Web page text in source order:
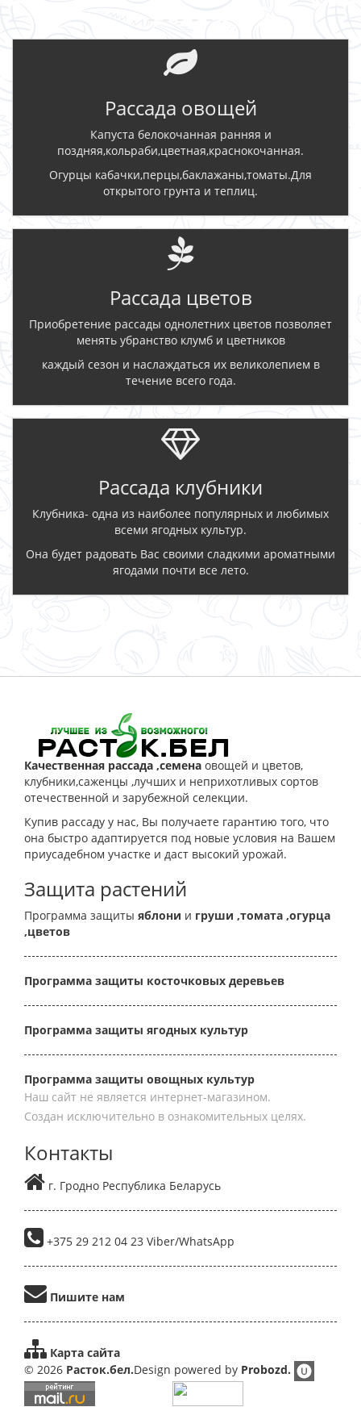
Рассада овощей
Капуста белокочанная ранняя и
поздняя,кольраби,цветная,краснокочанная.
Огурцы кабачки,перцы,баклажаны,томаты.Для
открытого грунта и теплиц.
Рассада цветов
Приобретение рассады однолетних цветов позволяет
менять убранство клумб и цветников
каждый сезон и наслаждаться их великолепием в
течение всего года.
Рассада клубники
Клубника- одна из наиболее популярных и любимых
всеми ягодных культур.
Она будет радовать Вас своими сладкими ароматными
ягодами почти все лето.
Качественная рассада ,семена овощей и цветов,
клубники,саженцы ,лучших и неприхотливых сортов
отечественной и зарубежной селекции.
Купив рассаду у нас, Вы получаете гарантию того, что
она быстро адаптируется под новые условия на Вашем
приусадебном участке и даст высокий урожай.
Защита растений
Программа защиты яблони и груши ,томата ,огурца
,цветов
Программа защиты косточковых деревьев
Программа защиты ягодных культур
Программа защиты овощных культур
Наш сайт не является интернет-магазином.
Создан исключительно в ознакомительных целях.
Контакты
г. Гродно Республика Беларусь
+375 29 212 04 23 Viber/WhatsApp
Пишите нам
Карта сайта
© 2026 Расток.бел.Design powered by Probozd.